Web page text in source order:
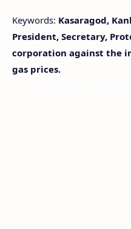
Keywords: Kasaragod,
President, Secretary,
corporation against the
gas prices.